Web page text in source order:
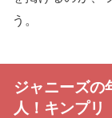
う。
ジャニーズの
人！キンプリ